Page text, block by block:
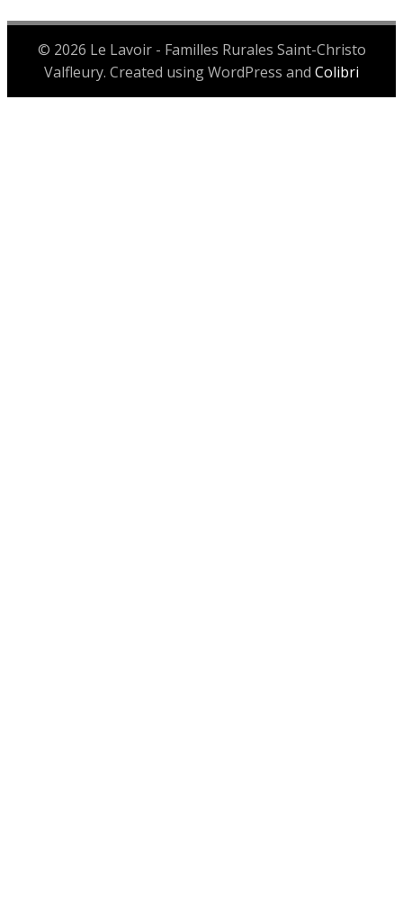
© 2026 Le Lavoir - Familles Rurales Saint-Christo
Valfleury. Created using WordPress and Colibri